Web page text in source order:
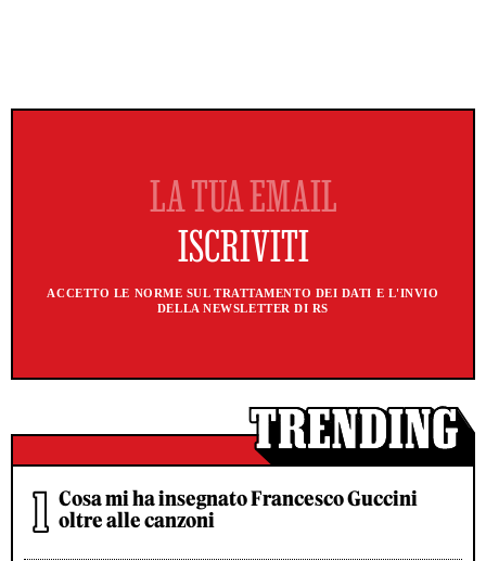
ACCETTO LE NORME SUL TRATTAMENTO DEI DATI E L'INVIO
DELLA NEWSLETTER DI RS
Cosa mi ha insegnato Francesco Guccini
oltre alle canzoni